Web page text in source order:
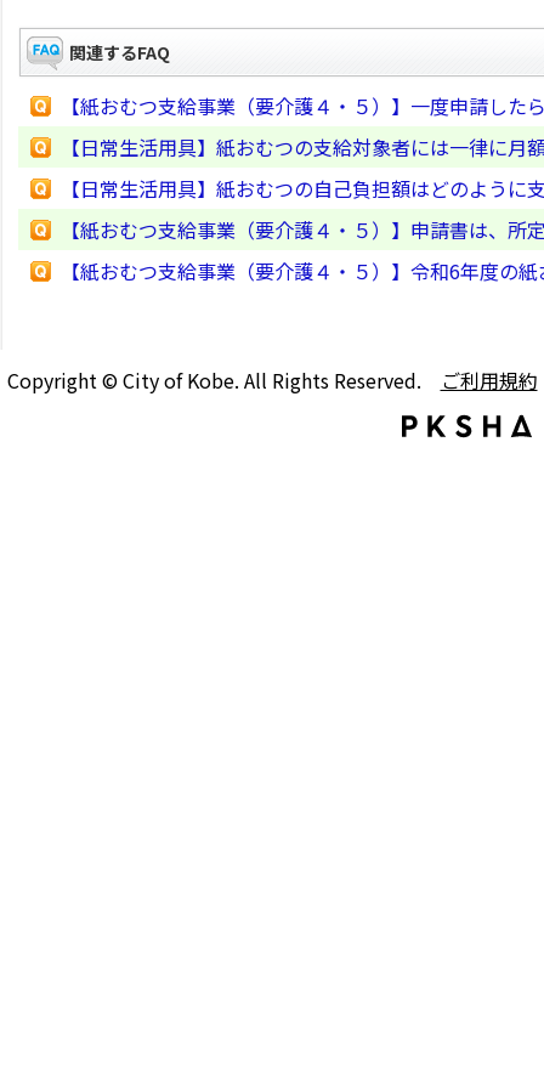
関連するFAQ
【紙おむつ支給事業（要介護４・５）】一度申請し
【日常生活用具】紙おむつの支給対象者には一律に月
【日常生活用具】紙おむつの自己負担額はどのように
【紙おむつ支給事業（要介護４・５）】申請書は、
【紙おむつ支給事業（要介護４・５）】令和6年度の
Copyright © City of Kobe. All Rights Reserved. ご利用規約